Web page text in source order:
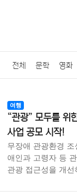
전체 문학 영화
질병 가요 방송
결혼 육아 반려
요리 상품리뷰
여행
“관광” 모두를 위
사업 공모 시작!
무장애 관광환경
애인과 고령자 등
관광 접근성을 개